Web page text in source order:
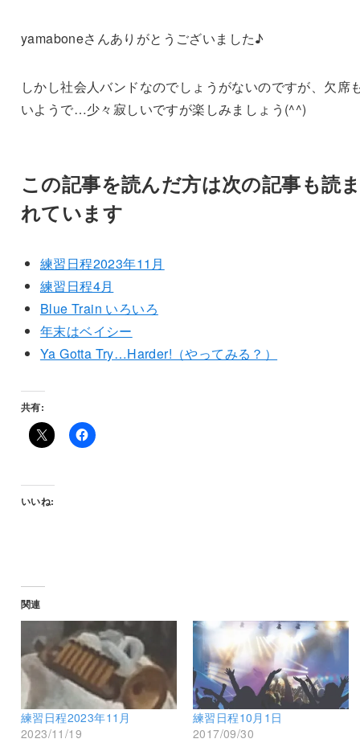
yamaboneさんありがとうございました♪
しかし社会人バンドなのでしょうがないのですが、欠席
いようで…少々寂しいですが楽しみましょう(^^)
この記事を読んだ方は次の記事も読
れています
練習日程2023年11月
練習日程4月
Blue Train いろいろ
年末はベイシー
Ya Gotta Try…Harder!（やってみる？）
共有:
いいね:
関連
練習日程2023年11月
2023/11/19
練習日程10月1日
2017/09/30